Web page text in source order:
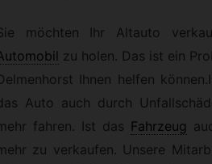
möchten Ihr Altauto
zu holen. Das ist ein
Ihnen helfen
Auto auch durch
fahren. Ist das Fahrzeug
zu verkaufen. Unsere